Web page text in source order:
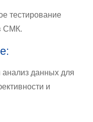
тестирование
СМК.
данных для
и